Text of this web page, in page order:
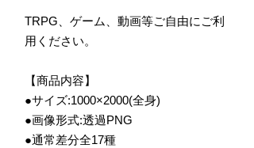
TRPG、ゲーム、動画等ご自由にご利
用ください。
【商品内容】
●サイズ:1000×2000(全身)
●画像形式:透過PNG
●通常差分全17種